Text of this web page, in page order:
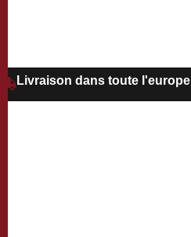
Livraison dans toute l'europe